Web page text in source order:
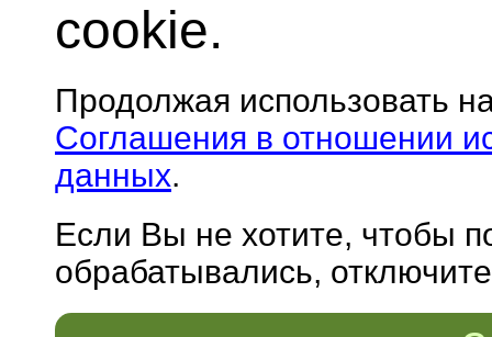
cookie.
Продолжая использовать
Соглашения в отношении
данных.
Если Вы не хотите, чтобы
обрабатывались,